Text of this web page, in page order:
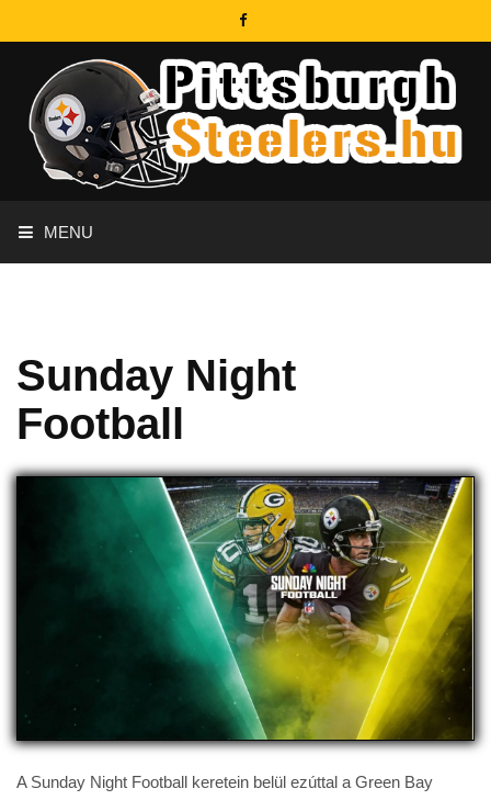
MENU
Sunday Night
Football
A Sunday Night Football keretein belül ezúttal a Green Bay